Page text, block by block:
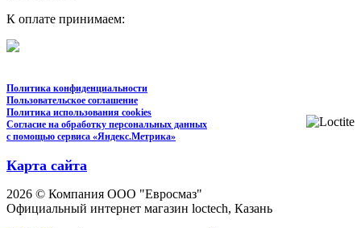
К оплате принимаем:
Политика конфиденциальности
Пользовательское соглашение
Политика использования cookies
Согласие на обработку персональных данных
с помощью сервиса «Яндекс.Метрика»
Карта сайта
2026 © Компания ООО "Евросмаз"
Официальный интернет магазин loctech, Казань